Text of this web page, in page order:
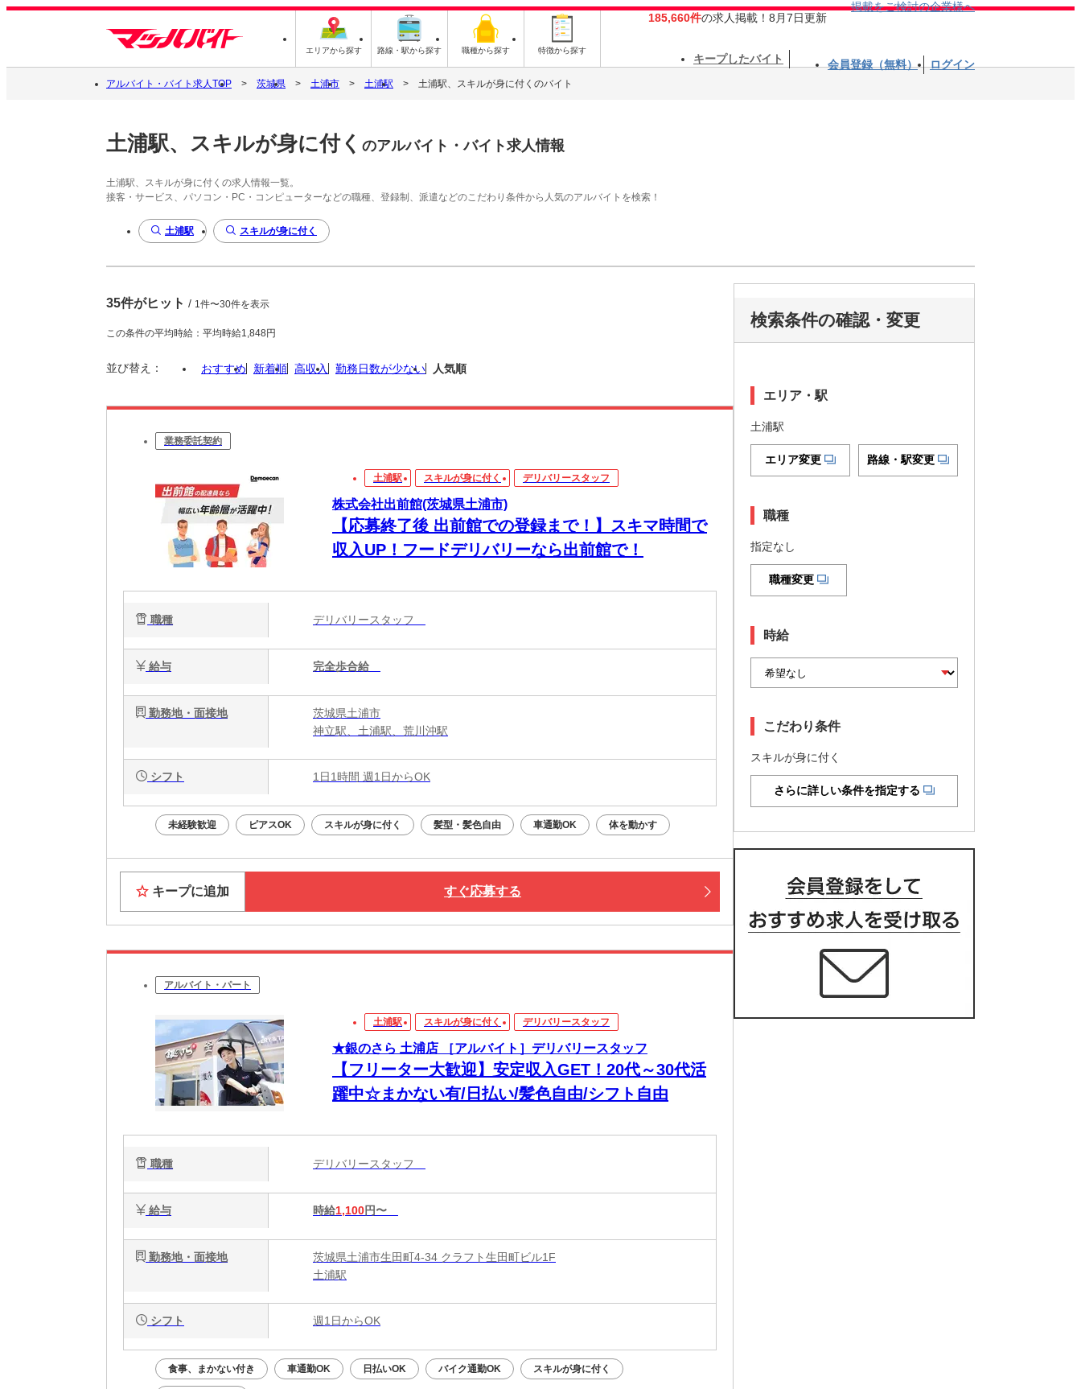
エリアから探す 路線・駅から探す 職種から探す 特徴から探す
185,660件の求人掲載！8月7日更新
掲載をご検討の企業様へ
キープしたバイト 会員登録（無料） ログイン
アルバイト・バイト求人TOP 茨城県 土浦市 土浦駅 土浦駅、スキルが身に付くのバイト
土浦駅、スキルが身に付く のアルバイト・バイト求人情報
土浦駅、スキルが身に付くの求人情報一覧。
接客・サービス、パソコン・PC・コンピューターなどの職種、登録制、派遣などのこだわり条件から人気のアルバイトを検索！
土浦駅 スキルが身に付く
35件がヒット / 1件〜30件を表示
この条件の平均時給：平均時給1,848円
並び替え： おすすめ 新着順 高収入 勤務日数が少ない 人気順
業務委託契約
土浦駅 スキルが身に付く デリバリースタッフ
株式会社出前館(茨城県土浦市)
【応募終了後 出前館での登録まで！】スキマ時間で
収入UP！フードデリバリーなら出前館で！
職種 デリバリースタッフ
給与 完全歩合給
勤務地・面接地
茨城県土浦市
神立駅、土浦駅、荒川沖駅
シフト 1日1時間 週1日からOK
未経験歓迎 ピアスOK スキルが身に付く 髪型・髪色自由 車通勤OK 体を動かす
キープに追加 すぐ応募する
アルバイト・パート
土浦駅 スキルが身に付く デリバリースタッフ
★銀のさら 土浦店 ［アルバイト］デリバリースタッフ
【フリーター大歓迎】安定収入GET！20代～30代活
躍中☆まかない有/日払い/髪色自由/シフト自由
職種 デリバリースタッフ
給与 時給1,100円〜
勤務地・面接地
茨城県土浦市生田町4-34 クラフト生田町ビル1F
土浦駅
シフト 週1日からOK
食事、まかない付き 車通勤OK 日払いOK バイク通勤OK スキルが身に付く
検索条件の確認・変更
エリア・駅
土浦駅
エリア変更 路線・駅変更
職種
指定なし
職種変更
時給
こだわり条件
スキルが身に付く
さらに詳しい条件を指定する